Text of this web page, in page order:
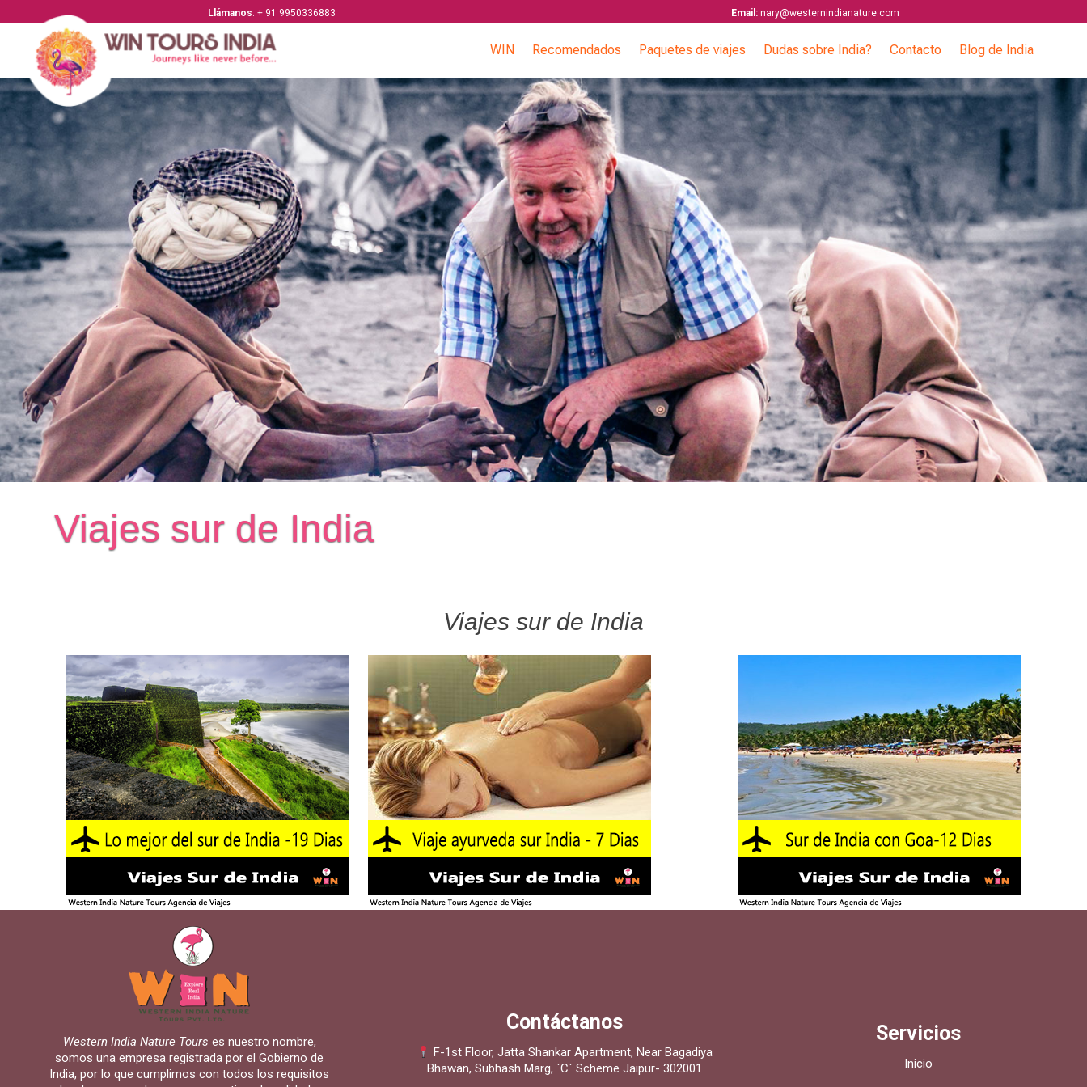
Llámanos: + 91 9950336883 Email: nary@westernindianature.com
WIN Recomendados Paquetes de viajes Dudas sobre India? Contacto Blog de India
Viajes sur de India
Viajes sur de India
Western India Nature Tours es nuestro nombre,
somos una empresa registrada por el Gobierno de
India, por lo que cumplimos con todos los requisitos
Contáctanos
F-1st Floor, Jatta Shankar Apartment, Near Bagadiya
Bhawan, Subhash Marg, `C` Scheme Jaipur- 302001
Servicios
Inicio